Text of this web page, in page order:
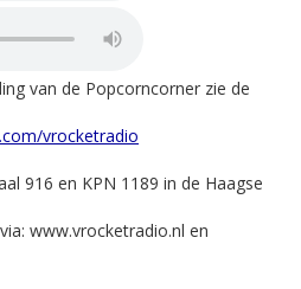
van de Popcorncorner zie de
vrocketradio
916 en KPN 1189 in de Haagse
www.vrocketradio.nl en